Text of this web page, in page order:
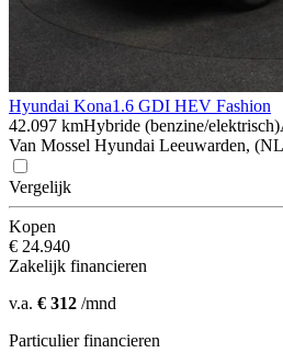
Hyundai Kona1.6 GDI HEV Fashion
42.097 kmHybride (benzine/elektrisch)
Van Mossel Hyundai Leeuwarden,
Vergelijk
Kopen
€ 24.940
Zakelijk financieren
v.a. € 312 /mnd
Particulier financieren